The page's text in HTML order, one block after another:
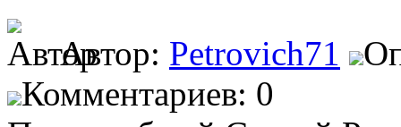
Автор: Petrovich71
Комментариев: 0